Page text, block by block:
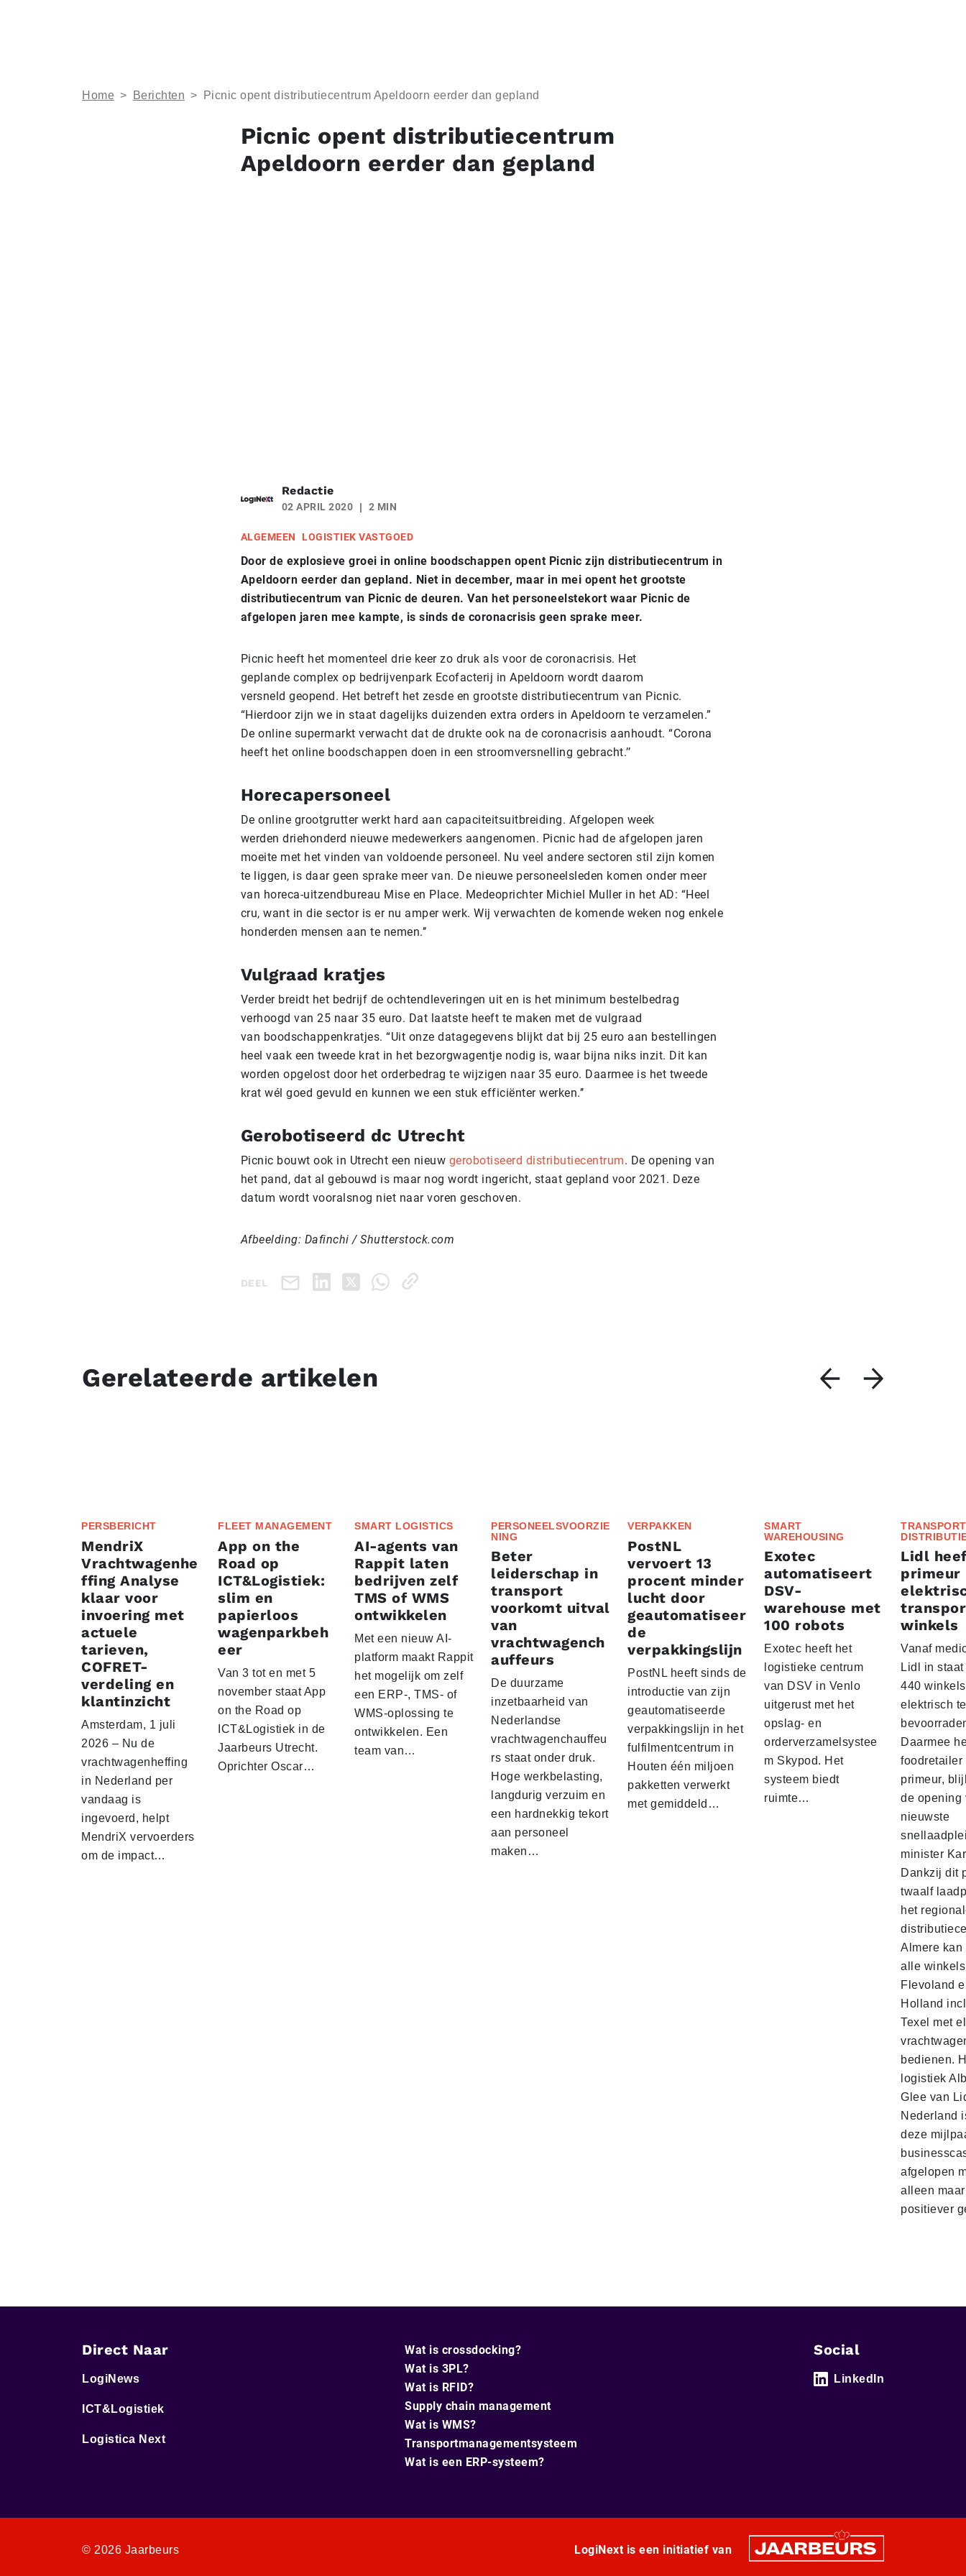
Home > Berichten > Picnic opent distributiecentrum Apeldoorn eerder dan gepland
Picnic opent distributiecentrum
Apeldoorn eerder dan gepland
Redactie
02 APRIL 2020 2 MIN
ALGEMEEN LOGISTIEK VASTGOED
Door de explosieve groei in online boodschappen opent Picnic zijn distributiecentrum in
Apeldoorn eerder dan gepland. Niet in december, maar in mei opent het grootste
distributiecentrum van Picnic de deuren. Van het personeelstekort waar Picnic de
afgelopen jaren mee kampte, is sinds de coronacrisis geen sprake meer.
Picnic heeft het momenteel drie keer zo druk als voor de coronacrisis. Het
geplande complex op bedrijvenpark Ecofacterij in Apeldoorn wordt daarom
versneld geopend. Het betreft het zesde en grootste distributiecentrum van Picnic.
“Hierdoor zijn we in staat dagelijks duizenden extra orders in Apeldoorn te verzamelen.”
De online supermarkt verwacht dat de drukte ook na de coronacrisis aanhoudt. “Corona
heeft het online boodschappen doen in een stroomversnelling gebracht.’’
Horecapersoneel
De online grootgrutter werkt hard aan capaciteitsuitbreiding. Afgelopen week
werden driehonderd nieuwe medewerkers aangenomen. Picnic had de afgelopen jaren
moeite met het vinden van voldoende personeel. Nu veel andere sectoren stil zijn komen
te liggen, is daar geen sprake meer van. De nieuwe personeelsleden komen onder meer
van horeca-uitzendbureau Mise en Place. Medeoprichter Michiel Muller in het AD: “Heel
cru, want in die sector is er nu amper werk. Wij verwachten de komende weken nog enkele
honderden mensen aan te nemen.’’
Vulgraad kratjes
Verder breidt het bedrijf de ochtendleveringen uit en is het minimum bestelbedrag
verhoogd van 25 naar 35 euro. Dat laatste heeft te maken met de vulgraad
van boodschappenkratjes. “Uit onze datagegevens blijkt dat bij 25 euro aan bestellingen
heel vaak een tweede krat in het bezorgwagentje nodig is, waar bijna niks inzit. Dit kan
worden opgelost door het orderbedrag te wijzigen naar 35 euro. Daarmee is het tweede
krat wél goed gevuld en kunnen we een stuk efficiënter werken.’’
Gerobotiseerd dc Utrecht
Picnic bouwt ook in Utrecht een nieuw gerobotiseerd distributiecentrum. De opening van
het pand, dat al gebouwd is maar nog wordt ingericht, staat gepland voor 2021. Deze
datum wordt vooralsnog niet naar voren geschoven.
Afbeelding: Dafinchi / Shutterstock.com
DEEL
Gerelateerde artikelen
PERSBERICHT
MendriX
Vrachtwagenhe
ffing Analyse
klaar voor
invoering met
actuele
tarieven,
COFRET-
verdeling en
klantinzicht
Amsterdam, 1 juli
2026 – Nu de
vrachtwagenheffing
in Nederland per
vandaag is
ingevoerd, helpt
MendriX vervoerders
om de impact…
FLEET MANAGEMENT
App on the
Road op
ICT&Logistiek:
slim en
papierloos
wagenparkbeh
eer
Van 3 tot en met 5
november staat App
on the Road op
ICT&Logistiek in de
Jaarbeurs Utrecht.
Oprichter Oscar…
SMART LOGISTICS
AI-agents van
Rappit laten
bedrijven zelf
TMS of WMS
ontwikkelen
Met een nieuw AI-
platform maakt Rappit
het mogelijk om zelf
een ERP-, TMS- of
WMS-oplossing te
ontwikkelen. Een
team van…
PERSONEELSVOORZIE
NING
Beter
leiderschap in
transport
voorkomt uitval
van
vrachtwagench
auffeurs
De duurzame
inzetbaarheid van
Nederlandse
vrachtwagenchauffeu
rs staat onder druk.
Hoge werkbelasting,
langdurig verzuim en
een hardnekkig tekort
aan personeel
maken…
VERPAKKEN
PostNL
vervoert 13
procent minder
lucht door
geautomatiseer
de
verpakkingslijn
PostNL heeft sinds de
introductie van zijn
geautomatiseerde
verpakkingslijn in het
fulfilmentcentrum in
Houten één miljoen
pakketten verwerkt
met gemiddeld…
SMART
WAREHOUSING
Exotec
automatiseert
DSV-
warehouse met
100 robots
Exotec heeft het
logistieke centrum
van DSV in Venlo
uitgerust met het
opslag- en
orderverzamelsystee
m Skypod. Het
systeem biedt
ruimte…
Lidl
primeur
winkels
Vanaf
Lidl in
440 winkels
elektrisch te
Daarmee
foodretailer
primeur,
de opening
nieuwste
minister
Dankzij dit
twaalf
het
Almere
alle
Flevoland
Holland
Texel met
bedienen.
logistiek
Glee van
Nederland
deze
afgelopen
alleen maar
positiever
Direct Naar
LogiNews
ICT&Logistiek
Logistica Next
Wat is crossdocking?
Wat is 3PL?
Wat is RFID?
Supply chain management
Wat is WMS?
Transportmanagementsysteem
Wat is een ERP-systeem?
Social
LinkedIn
© 2026 Jaarbeurs LogiNext is een initiatief van